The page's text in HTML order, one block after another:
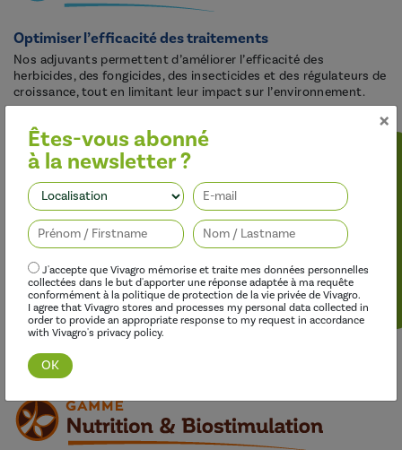
Optimiser l’efficacité des traitements
Nos adjuvants permettent d’améliorer l’efficacité des
herbicides, des fongicides, des insecticides et des régulateurs de
croissance, tout en limitant leur impact sur l’environnement.
Découvrir cette gamme
×
Êtes-vous abonné
à la newsletter ?
J'accepte que Vivagro mémorise et traite mes données personnelles
collectées dans le but d'apporter une réponse adaptée à ma requête
conformément à la politique de protection de la vie privée de Vivagro.
I agree that Vivagro stores and processes my personal data collected in
order to provide an appropriate response to my request in accordance
with Vivagro's privacy policy.